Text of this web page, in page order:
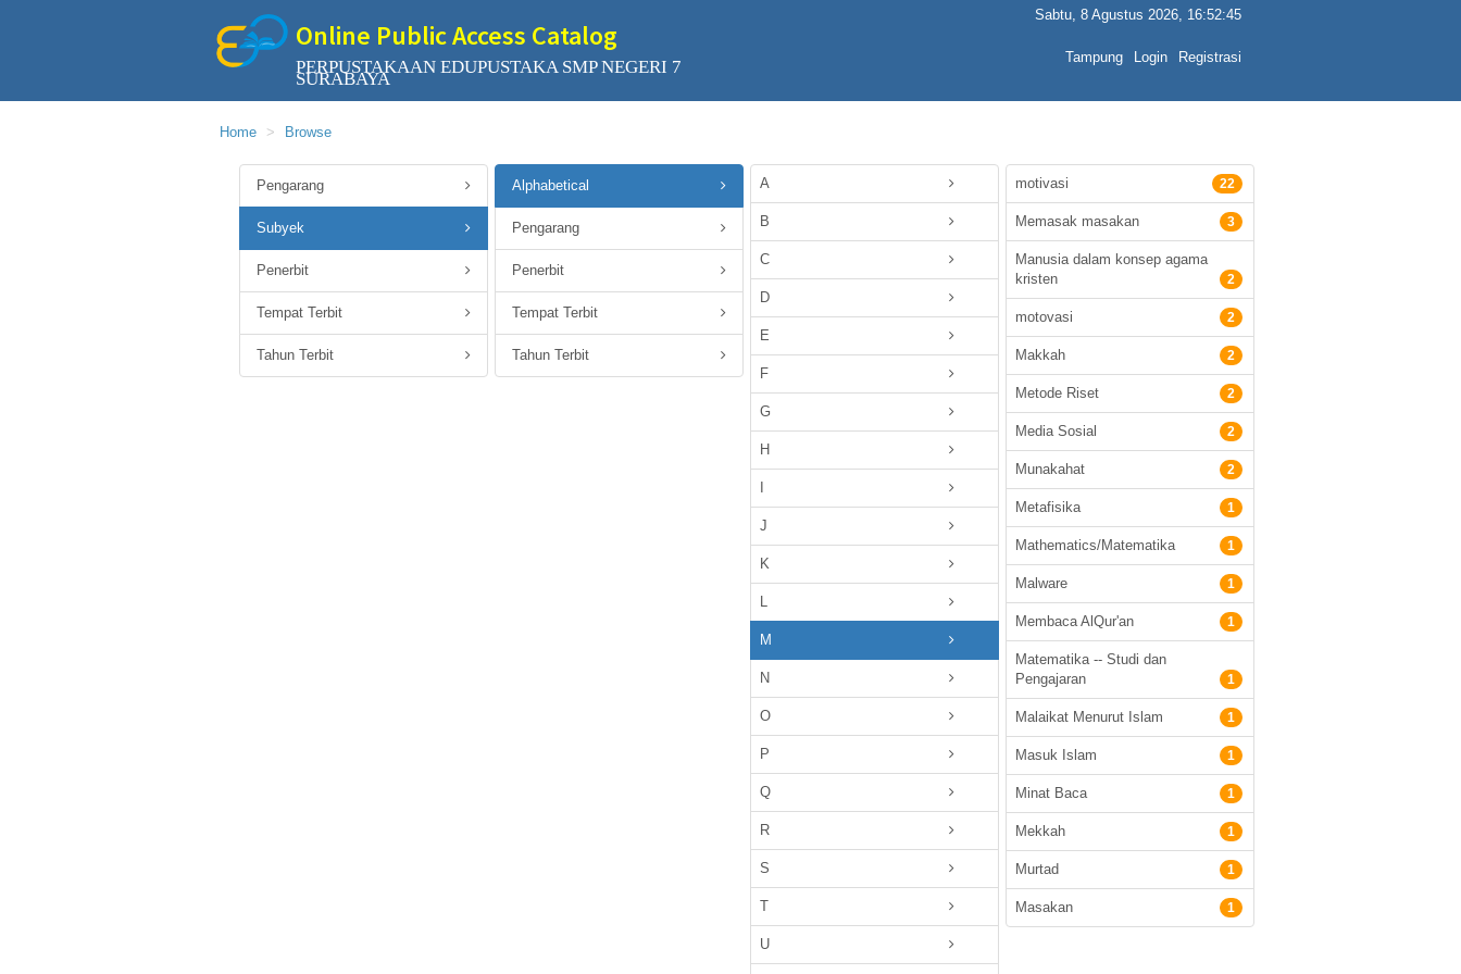
Online Public Access Catalog
PERPUSTAKAAN EDUPUSTAKA SMP NEGERI 7
SURABAYA
Sabtu, 8 Agustus 2026, 16:52:45
Tampung Login Registrasi
Home Browse
Pengarang
Subyek
Penerbit
Tempat Terbit
Tahun Terbit
Alphabetical
Pengarang
Penerbit
Tempat Terbit
Tahun Terbit
A
B
C
D
E
F
G
H
J
K
L
M
N
O
P
Q
R
S
T
U
motivasi 22
Memasak masakan 3
Manusia dalam konsep agama
kristen
2
motovasi 2
Makkah 2
Metode Riset 2
Media Sosial 2
Munakahat 2
Metafisika 1
Mathematics/Matematika 1
Malware 1
Membaca AlQur'an 1
Matematika -- Studi dan
Pengajaran
1
Malaikat Menurut Islam 1
Masuk Islam 1
Minat Baca 1
Mekkah 1
Murtad 1
Masakan 1